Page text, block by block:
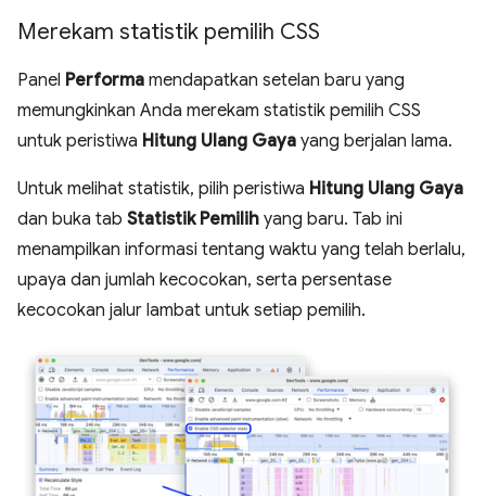
Merekam statistik pemilih CSS
Panel Performa mendapatkan setelan baru yang
memungkinkan Anda merekam statistik pemilih CSS
untuk peristiwa Hitung Ulang Gaya yang berjalan lama.
Untuk melihat statistik, pilih peristiwa Hitung Ulang Gaya
dan buka tab Statistik Pemilih yang baru. Tab ini
menampilkan informasi tentang waktu yang telah berlalu,
upaya dan jumlah kecocokan, serta persentase
kecocokan jalur lambat untuk setiap pemilih.